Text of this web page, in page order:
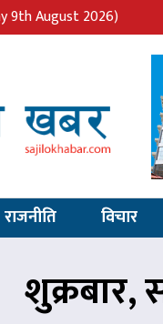
9th August 2026)
राजनीति विचार
शुक्रबार,